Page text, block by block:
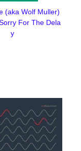
(aka Wolf Muller)
For The Dela
y